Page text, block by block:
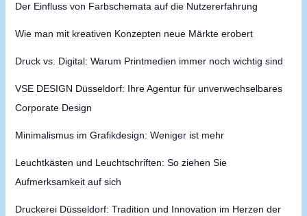
Der Einfluss von Farbschemata auf die Nutzererfahrung
Wie man mit kreativen Konzepten neue Märkte erobert
Druck vs. Digital: Warum Printmedien immer noch wichtig sind
VSE DESIGN Düsseldorf: Ihre Agentur für unverwechselbares
Corporate Design
Minimalismus im Grafikdesign: Weniger ist mehr
Leuchtkästen und Leuchtschriften: So ziehen Sie
Aufmerksamkeit auf sich
Druckerei Düsseldorf: Tradition und Innovation im Herzen der